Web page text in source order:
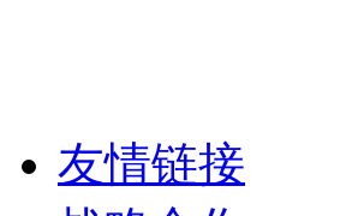
友情链接